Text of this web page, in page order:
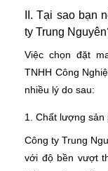
II. Tại sao bạn
ty Trung
Việc chọn đặt
TNHH Công
nhiều lý do sau:
1. Chất lượng
Công ty Trung
với độ bền vượt